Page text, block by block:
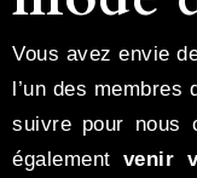
Vous avez envie
l’un des membres
suivre pour nous
également venir